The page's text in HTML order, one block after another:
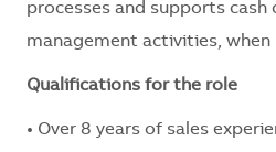
processes and supports
management activities, when
Qualifications for the role
• Over 8 years of sales